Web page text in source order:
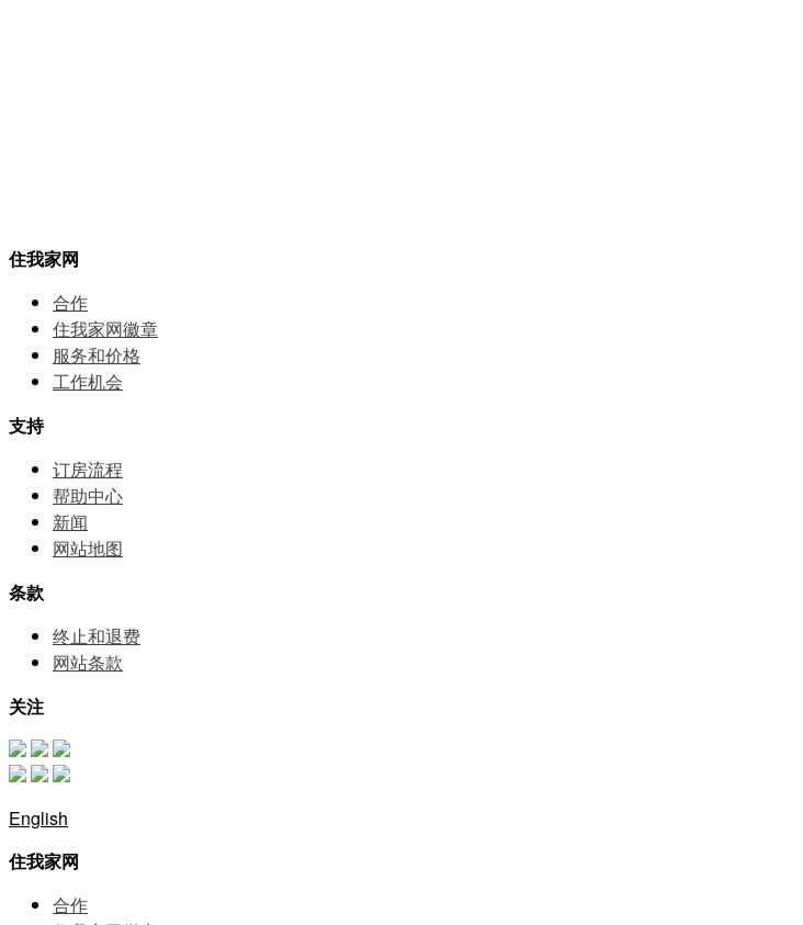
住我家网
合作
住我家网徽章
服务和价格
⼯作机会
支持
订房流程
帮助中⼼
新闻
网站地图
条款
终止和退费
网站条款
关注
English
住我家网
合作